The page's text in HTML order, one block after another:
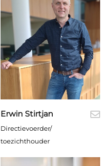
Erwin Stirtjan
Directievoerder/
toezichthouder